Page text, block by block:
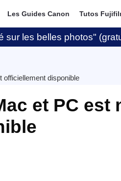
Les Guides Canon Tutos
sur les belles photos"
officiellement disponible
et PC est